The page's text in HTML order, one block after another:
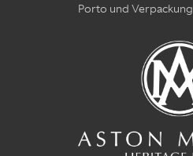
Porto und Verpackung